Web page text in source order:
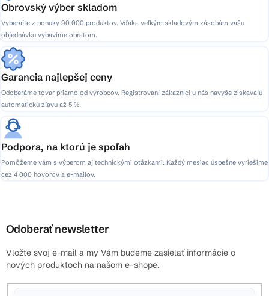
Obrovský výber skladom
Vyberajte z ponuky 90 000 produktov. Vďaka veľkým skladovým zásobám vašu
objednávku vybavíme obratom.
Garancia najlepšej ceny
Odoberáme tovar priamo od výrobcov. Registrovaní zákazníci u nás navyše získavajú
automatickú zľavu až 5 %.
Podpora, na ktorú je spoľah
Pomôžeme vám s výberom aj technickými otázkami. Každý mesiac úspešne vyriešime
cez 4 000 hovorov a e-mailov.
Odoberať newsletter
Vložte svoj e-mail a my Vám budeme zasielať informácie o
nových produktoch na našom e-shope.